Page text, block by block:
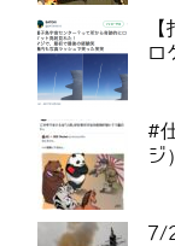
ロ
#
ジ
7/